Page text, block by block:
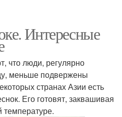
Интересные
что люди, регулярно
меньше подвержены
странах Азии есть
Его готовят, заквашивая
температуре.